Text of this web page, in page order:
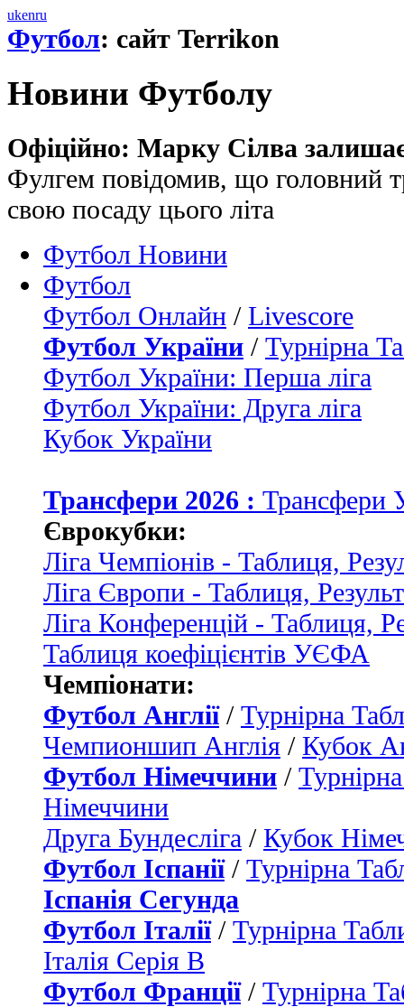
ukenru
Футбол: сайт Terrikon
Новини Футболу
Офіційно: Марку Сілва
Фулгем повідомив, що головний
свою посаду цього літа
Футбол Новини
Футбол
Футбол Онлайн / Livescore
Футбол України / Турнірна
Футбол України: Перша ліга
Футбол України: Друга ліга
Кубок України
Трансфери 2026 : Трансфери
Єврокубки:
Ліга Чемпіонів - Таблиця,
Ліга Європи - Таблиця,
Ліга Конференцій - Таблиця,
Таблиця коефіцієнтів УЄФА
Чемпіонати:
Футбол Англії/ Турнірна
Чемпионшип Англія / Кубок
Футбол Німеччини /
Німеччини
Друга Бундесліга / Кубок
Футбол Іспанії/ Турнірна
Іспанія Сегунда
Футбол Італії/ Турнірна
Італія Серія B
Футбол Франції/ Турнірна